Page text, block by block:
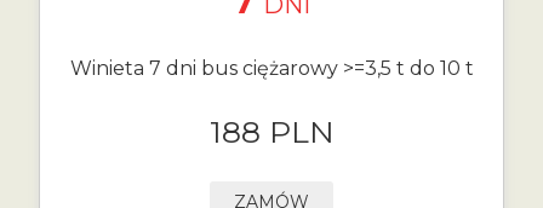
Winieta 7 dni bus ciężarowy >=3,5 t do 10 t
188 PLN
ZAMÓW